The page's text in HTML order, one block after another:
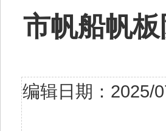
市帆船帆
编辑日期：